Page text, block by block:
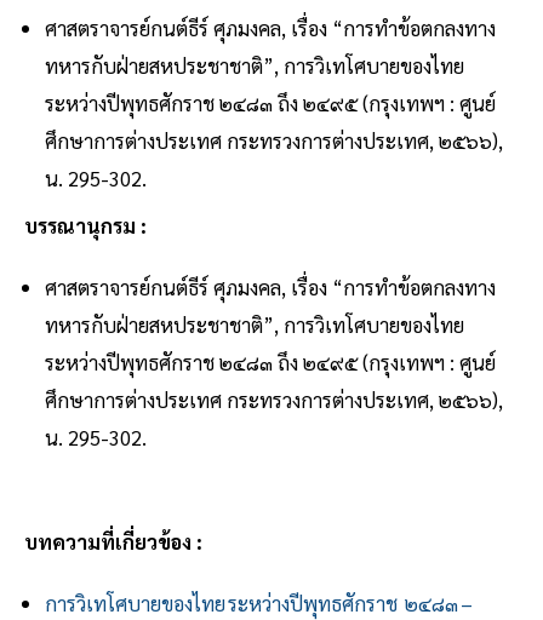
ศาสตราจารย์กนต์ธีร์ ศุภมงคล, เรื่อง “การทำข้อตกลงทาง
ทหารกับฝ่ายสหประชาชาติ”, การวิเทโศบายของไทย
ระหว่างปีพุทธศักราช ๒๔๘๓ ถึง ๒๔๙๕ (กรุงเทพฯ : ศูนย์
ศึกษาการต่างประเทศ กระทรวงการต่างประเทศ, ๒๕๖๖),
น. 295-302.
บรรณานุกรม :
ศาสตราจารย์กนต์ธีร์ ศุภมงคล, เรื่อง “การทำข้อตกลงทาง
ทหารกับฝ่ายสหประชาชาติ”, การวิเทโศบายของไทย
ระหว่างปีพุทธศักราช ๒๔๘๓ ถึง ๒๔๙๕ (กรุงเทพฯ : ศูนย์
ศึกษาการต่างประเทศ กระทรวงการต่างประเทศ, ๒๕๖๖),
น. 295-302.
บทความที่เกี่ยวข้อง :
การวิเทโศบายของไทย ระหว่างปีพุทธศักราช ๒๔๘๓ –